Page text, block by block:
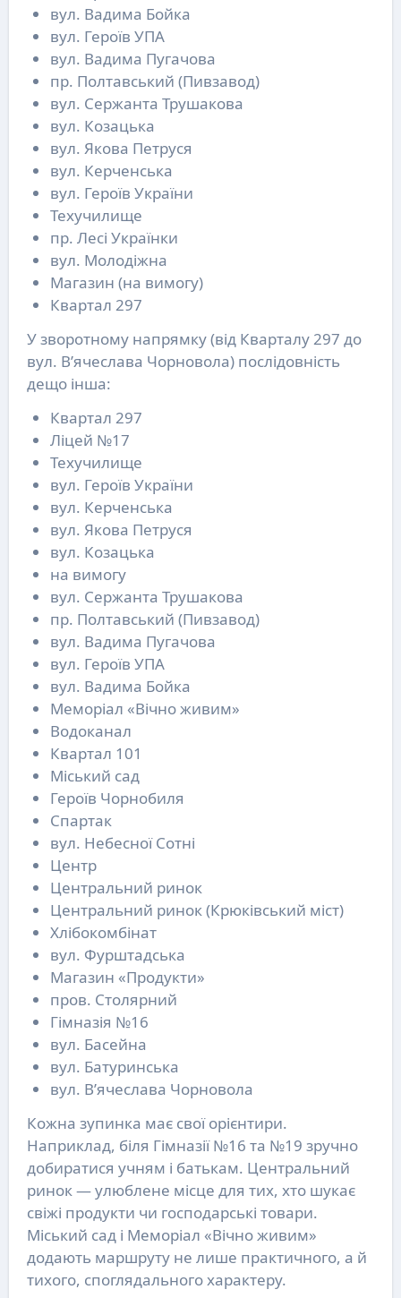
вул. Вадима Бойка
вул. Героїв УПА
вул. Вадима Пугачова
пр. Полтавський (Пивзавод)
вул. Сержанта Трушакова
вул. Козацька
вул. Якова Петруся
вул. Керченська
вул. Героїв України
Техучилище
пр. Лесі Українки
вул. Молодіжна
Магазин (на вимогу)
Квартал 297
У зворотному напрямку (від Кварталу 297 до
вул. В’ячеслава Чорновола) послідовність
дещо інша:
Квартал 297
Ліцей №17
Техучилище
вул. Героїв України
вул. Керченська
вул. Якова Петруся
вул. Козацька
на вимогу
вул. Сержанта Трушакова
пр. Полтавський (Пивзавод)
вул. Вадима Пугачова
вул. Героїв УПА
вул. Вадима Бойка
Меморіал «Вічно живим»
Водоканал
Квартал 101
Міський сад
Героїв Чорнобиля
Спартак
вул. Небесної Сотні
Центр
Центральний ринок
Центральний ринок (Крюківський міст)
Хлібокомбінат
вул. Фурштадська
Магазин «Продукти»
пров. Столярний
Гімназія №16
вул. Басейна
вул. Батуринська
вул. В’ячеслава Чорновола
Кожна зупинка має свої орієнтири.
Наприклад, біля Гімназії №16 та №19 зручно
добиратися учням і батькам. Центральний
ринок — улюблене місце для тих, хто шукає
свіжі продукти чи господарські товари.
Міський сад і Меморіал «Вічно живим»
додають маршруту не лише практичного, а й
тихого, споглядального характеру.